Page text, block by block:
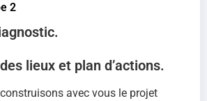
2
lieux et plan d’actions.
avec vous le projet